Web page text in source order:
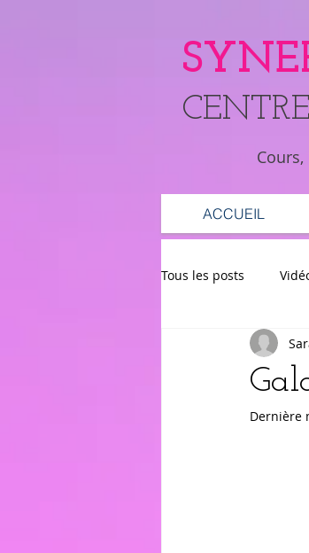
ACCUEIL
Tous les posts
Dernière